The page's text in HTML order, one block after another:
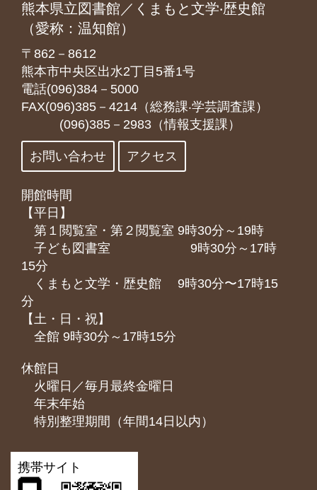
熊本県立図書館／くまもと文学‧歴史館
（愛称：温知館）
〒862－8612
熊本市中央区出水2丁目5番1号
電話(096)384－5000
FAX(096)385－4214（総務課‧学芸調査課）
(096)385－2983（情報支援課）
お問い合わせ アクセス
開館時間
【平日】
第１閲覧室・第２閲覧室 9時30分～19時
子ども図書室 9時30分～17時
15分
くまもと⽂学・歴史館 9時30分〜17時15
分
【土・日・祝】
全館 9時30分～17時15分
休館日
火曜日／毎月最終金曜日
年末年始
特別整理期間（年間14日以内）
携帯サイト